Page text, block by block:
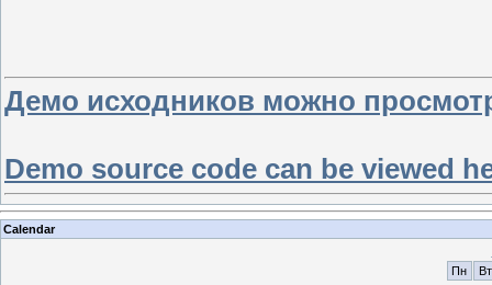
Демо исходников можно
Demo source code can be viewed
Calendar
Пн
Вт